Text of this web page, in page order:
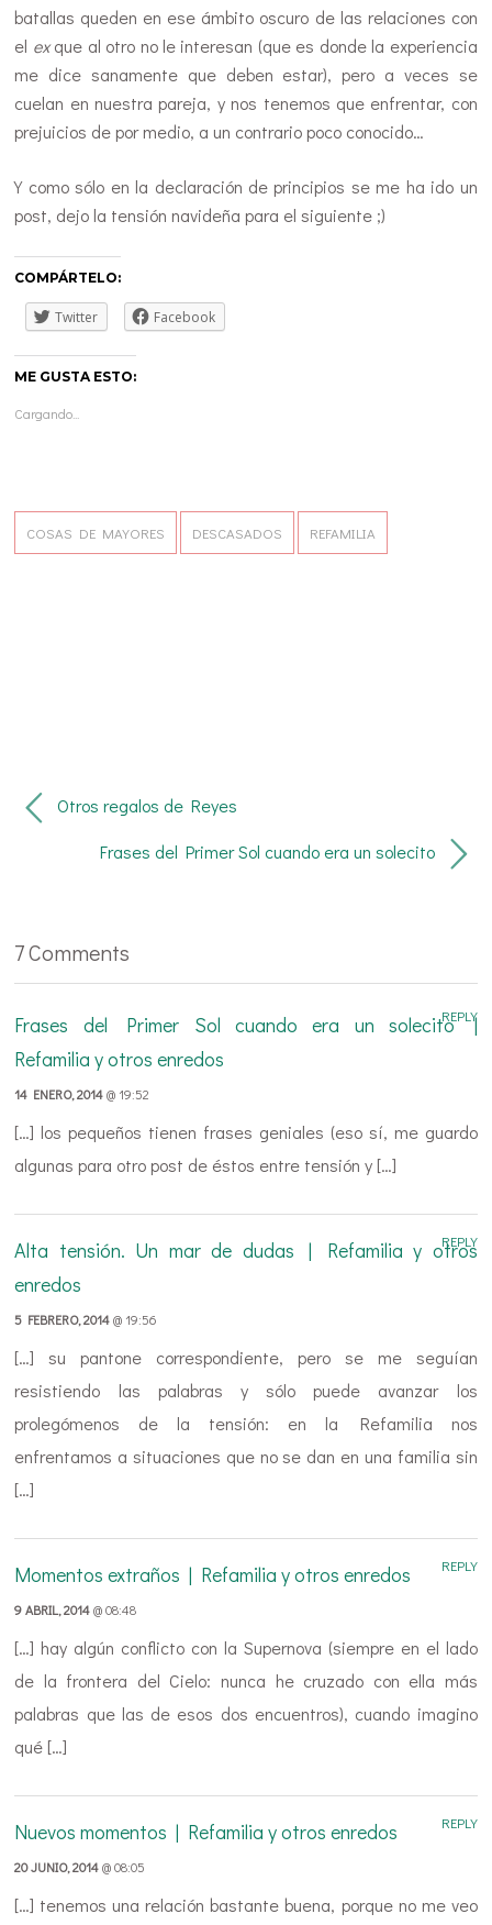
batallas queden en ese ámbito oscuro de las relaciones con
el exque al otro no le interesan (que es donde la experiencia
me dice sanamente que deben estar), pero a veces se
cuelan en nuestra pareja, y nos tenemos que enfrentar, con
prejuicios de por medio, a un contrario poco conocido…
Y como sólo en la declaración de principios se me ha ido un
post, dejo la tensión navideña para el siguiente ;)
COMPÁRTELO:
Twitter Facebook
ME GUSTA ESTO:
Cargando...
COSAS DE MAYORES DESCASADOS REFAMILIA
Otros regalos de Reyes
Frases del Primer Sol cuando era un solecito
7 Comments
Frases del Primer Sol cuando era un solecito |
Refamilia y otros enredos
14 ENERO, 2014@ 19:52
[…] los pequeños tienen frases geniales (eso sí, me guardo
algunas para otro post de éstos entre tensión y […]
REPLY
Alta tensión. Un mar de dudas | Refamilia y otros
enredos
5 FEBRERO, 2014@ 19:56
[…] su pantone correspondiente, pero se me seguían
resistiendo las palabras y sólo puede avanzar los
prolegómenos de la tensión: en la Refamilia nos
enfrentamos a situaciones que no se dan en una familia sin
[…]
REPLY
Momentos extraños | Refamilia y otros enredos
9 ABRIL, 2014@ 08:48
[…] hay algún conflicto con la Supernova (siempre en el lado
de la frontera del Cielo: nunca he cruzado con ella más
palabras que las de esos dos encuentros), cuando imagino
qué […]
REPLY
Nuevos momentos | Refamilia y otros enredos
20 JUNIO, 2014@ 08:05
[…] tenemos una relación bastante buena, porque no me veo
REPLY